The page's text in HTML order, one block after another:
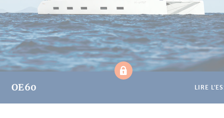
OE60 LIRE